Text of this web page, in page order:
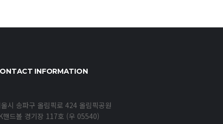
INFORMATION
시 송파구 올림픽로 424 올림픽공원
핸드볼 경기장 117호 (우 05540)